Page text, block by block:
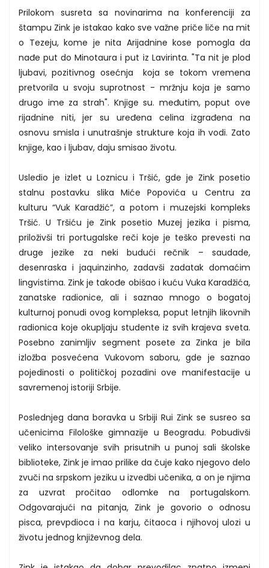
Prilokom susreta sa novinarima na konferenciji za
štampu Zink je istakao kako sve važne priče liče na mit
o Tezeju, kome je nita Arijadnine kose pomogla da
nađe put do Minotaura i put iz Lavirinta. "Ta nit je plod
ljubavi, pozitivnog osećnja koja se tokom vremena
pretvorila u svoju suprotnost - mržnju koja je samo
drugo ime za strah". Knjige su. međutim, poput ove
rijadnine niti, jer su uređena celina izgrađena na
osnovu smisla i unutrašnje strukture koja ih vodi. Zato
knjige, kao i ljubav, daju smisao životu.
Usledio je izlet u Loznicu i Tršić, gde je Zink posetio
stalnu postavku slika Miće Popovića u Centru za
kulturu “Vuk Karadžić”, a potom i muzejski kompleks
Tršić. U Tršiću je Zink posetio Muzej jezika i pisma,
priloživši tri portugalske reči koje je teško prevesti na
druge jezike za neki budući rečnik – saudade,
desenraska i jaquinzinho, zadavši zadatak domaćim
lingvistima. Zink je takođe obišao i kuću Vuka Karadžića,
zanatske radionice, ali i saznao mnogo o bogatoj
kulturnoj ponudi ovog kompleksa, poput letnjih likovnih
radionica koje okupljaju studente iz svih krajeva sveta.
Posebno zanimljiv segment posete za Zinka je bila
izložba posvećena Vukovom saboru, gde je saznao
pojedinosti o političkoj pozadini ove manifestacije u
savremenoj istoriji Srbije.
Poslednjeg dana boravka u Srbiji Rui Zink se susreo sa
učenicima Filološke gimnazije u Beogradu. Pobudivši
veliko intersovanje svih prisutnih u punoj sali školske
biblioteke, Zink je imao prilike da čuje kako njegovo delo
zvuči na srpskom jeziku u izvedbi učenika, a on je njima
za uzvrat pročitao odlomke na portugalskom.
Odgovarajući na pitanja, Zink je govorio o odnosu
pisca, prevpdioca i na karju, čitaoca i njihovoj ulozi u
životu jednog književnog dela.